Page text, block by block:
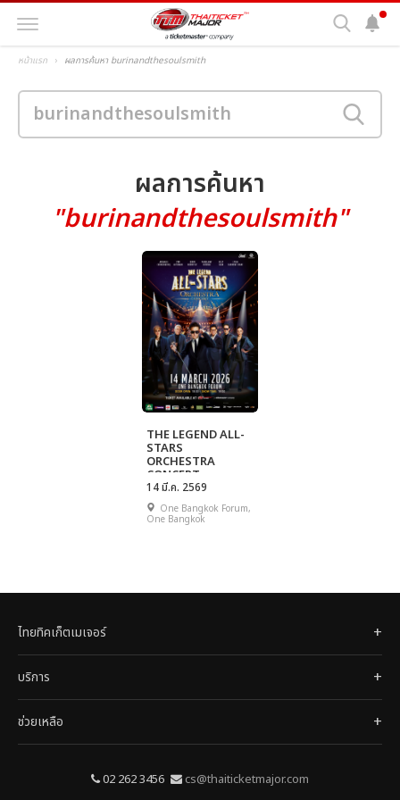
หน้าแรก ผลการค้นหา burinandthesoulsmith
ผลการค้นหา
"burinandthesoulsmith"
THE LEGEND ALL-
STARS
ORCHESTRA
CONCERT
14 มี.ค. 2569
One Bangkok Forum,
One Bangkok
ไทยทิคเก็ตเมเจอร์
บริการ
ช่วยเหลือ
02 262 3456 cs@thaiticketmajor.com